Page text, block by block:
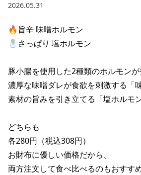
2026.05.31
🔥旨辛 味噌ホルモン
🧂さっぱり 塩ホルモン
豚小腸を使用した2種類のホルモンが
濃厚な味噌ダレが食欲を刺激する「
素材の旨みを引き立てる「塩ホルモン
どちらも
各280円（税込308円）
お財布に優しい価格だから、
両方注文して食べ比べるのもおすす